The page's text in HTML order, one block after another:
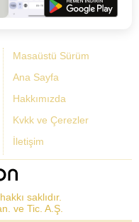
Masaüstü Sürüm
Ana Sayfa
Hakkımızda
Kvkk ve Çerezler
İletişim
saklıdır.
ve Tic. A.Ş.